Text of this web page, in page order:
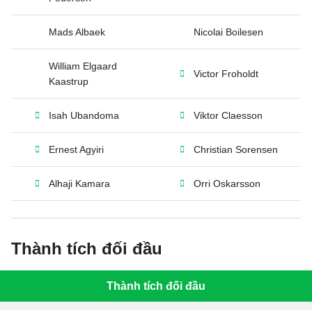
Mads Albaek Nicolai Boilesen
William Elgaard
Kaastrup
Victor Froholdt
Isah Ubandoma Viktor Claesson
Ernest Agyiri Christian Sorensen
Alhaji Kamara Orri Oskarsson
Thành tích đối đầu
Thành tích đối đầu